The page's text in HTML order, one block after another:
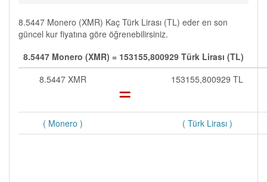
8.5447 Monero (XMR) Kaç Türk Lirası (TL) eder en son
güncel kur fiyatına göre öğrenebilirsiniz.
8.5447 Monero (XMR) = 153155,800929 Türk Lirası (TL)
8.5447 XMR
= 153155,800929 TL
( Monero ) ( Türk Lirası )